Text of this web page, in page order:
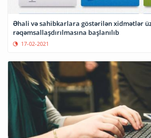
Əhali və sahibkarlara göstərilən xidmətlər
rəqəmsallaşdırılmasına başlanılıb
17-02-2021